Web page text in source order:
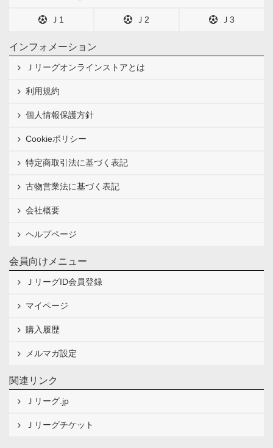
Ｊ1 Ｊ2 Ｊ3
インフォメーション
Ｊリーグオンラインストアとは
利用規約
個人情報保護方針
Cookieポリシー
特定商取引法に基づく表記
古物営業法に基づく表記
会社概要
ヘルプページ
会員向けメニュー
ＪリーグID会員登録
マイページ
購入履歴
メルマガ設定
関連リンク
Ｊリーグ.jp
Ｊリーグチケット